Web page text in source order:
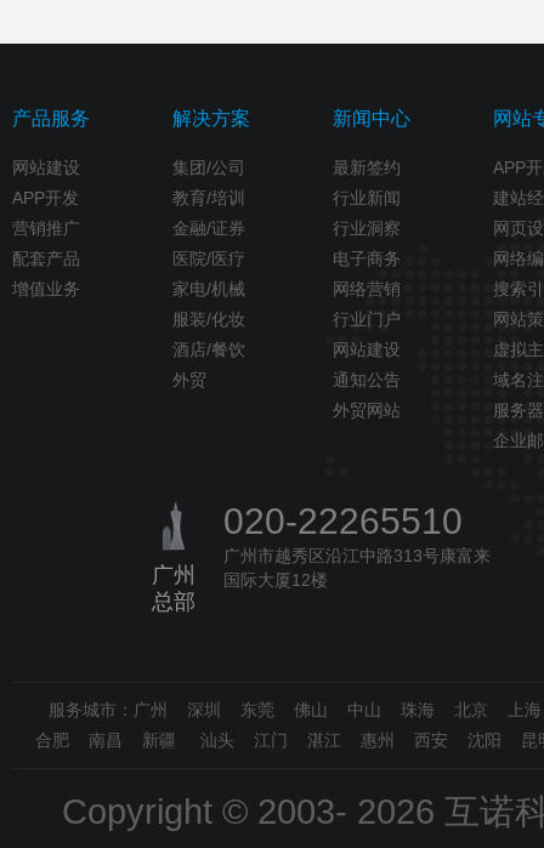
产品服务
网站建设
APP开发
营销推广
配套产品
增值业务
解决方案
集团/公司
教育/培训
金融/证券
医院/医疗
家电/机械
服装/化妆
酒店/餐饮
外贸
新闻中心
最新签约
行业新闻
行业洞察
电子商务
网络营销
行业门户
网站建设
通知公告
外贸网站
网站
APP
建站
网页
网络
搜索
网站
虚拟
域名
服务器
企业
广州
总部
020-22265510
广州市越秀区沿江中路313号康富来
国际大厦12楼
服务城市：广州 深圳 东莞 佛山 中山 珠海 北京
合肥 南昌 新疆 汕头 江门 湛江 惠州 西安 沈阳
Copyright © 2003- 2026 互诺